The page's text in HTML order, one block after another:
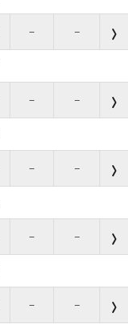
– –
– –
– –
– –
– –